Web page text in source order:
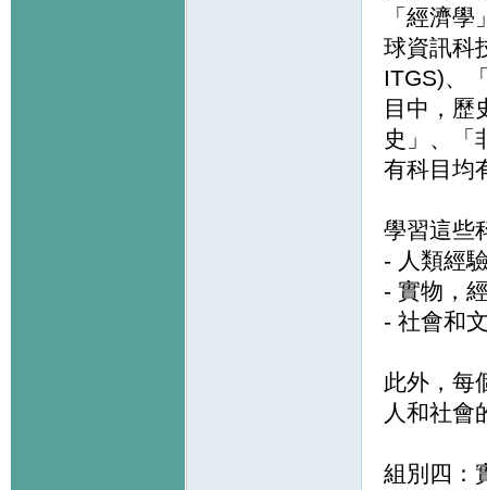
「經濟
球資訊科
ITGS)、
目中，歷
史」、「
有科目均
學習這些
- 人類經
- 實物，
- 社會和
此外，每
人和社會
組別四：